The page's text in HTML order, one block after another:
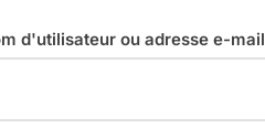
d'utilisateur ou adresse e-mail